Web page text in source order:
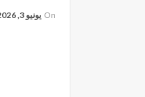
On يونيو 3, 2026